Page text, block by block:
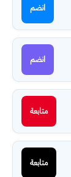
انضم
انضم
متابعة
متابعة